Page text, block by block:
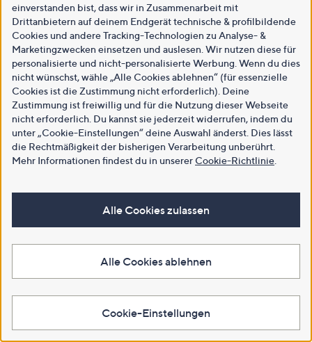
einverstanden bist, dass wir in Zusammenarbeit mit
Drittanbietern auf deinem Endgerät technische & profilbildende
Cookies und andere Tracking-Technologien zu Analyse- &
Marketingzwecken einsetzen und auslesen. Wir nutzen diese für
personalisierte und nicht-personalisierte Werbung. Wenn du dies
nicht wünschst, wähle „Alle Cookies ablehnen“ (für essenzielle
Cookies ist die Zustimmung nicht erforderlich). Deine
Zustimmung ist freiwillig und für die Nutzung dieser Webseite
nicht erforderlich. Du kannst sie jederzeit widerrufen, indem du
unter „Cookie-Einstellungen“ deine Auswahl änderst. Dies lässt
die Rechtmäßigkeit der bisherigen Verarbeitung unberührt.
Mehr Informationen findest du in unsererCookie-Richtlinie
Alle Cookies zulassen
Alle Cookies ablehnen
Cookie-Einstellungen